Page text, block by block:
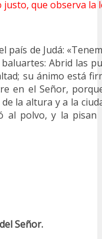
que observa la
país de Judá:
Abrid las
su ánimo está
en el Señor,
la altura y a la
al polvo, y la pisan
Señor.